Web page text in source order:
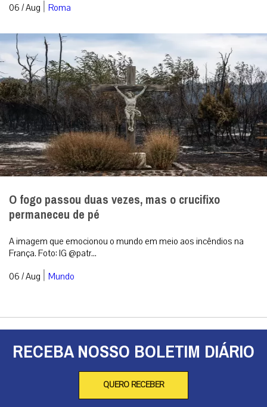
06 / Aug | Roma
O fogo passou duas vezes, mas o crucifixo
permaneceu de pé
A imagem que emocionou o mundo em meio aos incêndios na
França. Foto: IG @patr...
06 / Aug | Mundo
RECEBA NOSSO BOLETIM DIÁRIO
QUERO RECEBER